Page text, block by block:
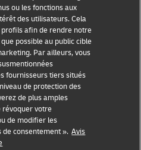
Durabilité
Mentions légales
Conditions d’utilisation
Vie privée
Cookie Settings
ou les fonctions aux
des utilisateurs. Cela
afin de rendre notre
possible au public cible
Par ailleurs, vous
fournisseurs tiers situés
de protection des
de plus amples
révoquer votre
de modifier les
consentement ». Avis